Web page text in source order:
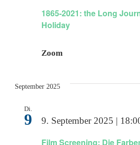
1865-2021: the Long
Holiday
Zoom
September 2025
Di.
9
Film Screening: Die
9. September 2025 |